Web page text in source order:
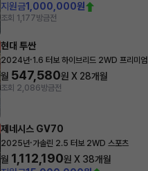
지원금1,000,000원
조회 1,177방금전
현대 투싼
2024년·1.6 터보 하이브리드 2WD 프리미엄
월 547,580원 X 28개월
조회 2,086방금전
제네시스 GV70
2025년·가솔린 2.5 터보 2WD 스포츠
월 1,112,190원 X 38개월